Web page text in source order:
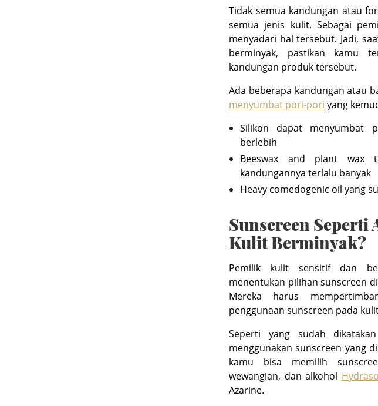
Tidak semua kandungan atau
semua jenis kulit. Sebagai
menyadari hal tersebut. Jadi,
berminyak, pastikan kamu
kandungan produk tersebut.
Ada beberapa kandungan atau
menyumbat pori-pori yang
Silikon dapat menyumbat
berlebih
Beeswax and plant wax
kandungannya terlalu banyak
Heavy comedogenic oil yang
Sunscreen Seperti
Kulit Berminyak?
Pemilik kulit sensitif dan
menentukan pilihan sunscreen
Mereka harus
penggunaan sunscreen pada
Seperti yang sudah
menggunakan sunscreen yang
kamu bisa memilih
wewangian, dan alkohol
Azarine.